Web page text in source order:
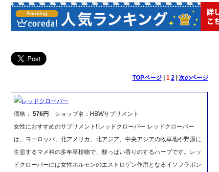
TOPページ| 1 2| 次のページ
レッドクローバー
価格：576円
ショップ名：HBWサプリメント
女性におすすめのサプリメント!!レッドクローバー レッドクローバー
は、ヨーロッパ、北アメリカ、北アジア、中央アジアの牧草地や野原に
生息するマメ科の多年草植物で、酸っぱい香りのするハーブです。レッ
ドクローバーには女性ホルモンのエストロゲン作用となるイソフラボン